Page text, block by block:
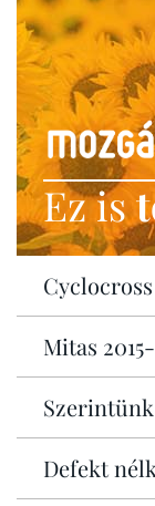
Ez is
Mitas
Defekt